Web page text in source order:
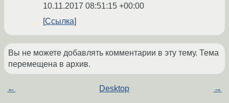
10.11.2017 08:51:15 +00:00
Ссылка
Вы не можете добавлять комментарии в эту тему. Тема
перемещена в архив.
← Desktop →